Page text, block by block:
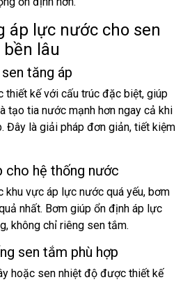
áp lực nước cho sen
lâu
tăng áp
thiết kế với cấu trúc đặc biệt, giúp
tạo tia nước mạnh hơn ngay cả khi
Đây là giải pháp đơn giản, tiết kiệm
cho hệ thống nước
khu vực áp lực nước quá yếu, bơm
nhất. Bơm giúp ổn định áp lực
không chỉ riêng sen tắm.
sen tắm phù hợp
hoặc sen nhiệt độ được thiết kế